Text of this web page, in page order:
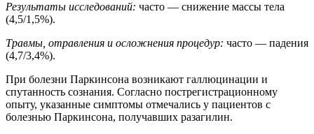
Результаты исследований: часто — снижение массы тела
(4,5/1,5%).
Травмы, отравления и осложнения процедур: часто — падения
(4,7/3,4%).
При болезни Паркинсона возникают галлюцинации и
спутанность сознания. Согласно пострегистрационному
опыту, указанные симптомы отмечались у пациентов с
болезнью Паркинсона, получавших разагилин.